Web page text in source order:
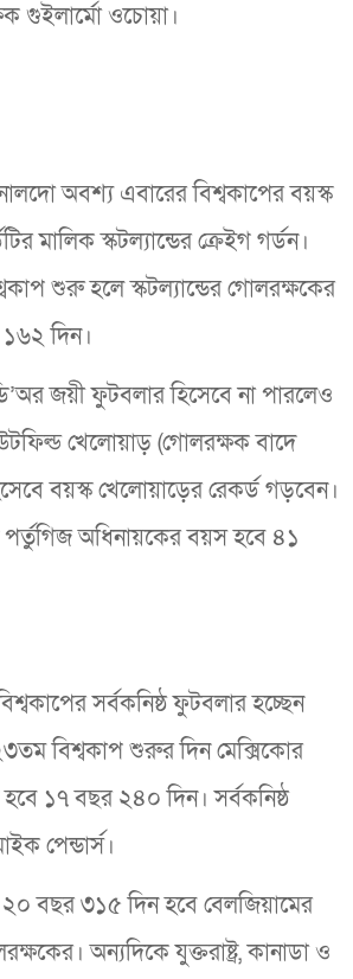
গুইলার্মো ওচোয়া।
অবশ্য এবারের বিশ্বকাপের বয়স্ক
মালিক স্কটল্যান্ডের ক্রেইগ গর্ডন।
শুরু হলে স্কটল্যান্ডের গোলরক্ষকের
দিন।
জয়ী ফুটবলার হিসেবে না পারলেও
খেলোয়াড় (গোলরক্ষক বাদে
বয়স্ক খেলোয়াড়ের রেকর্ড গড়বেন।
অধিনায়কের বয়স হবে ৪১
সর্বকনিষ্ঠ ফুটবলার হচ্ছেন
বিশ্বকাপ শুরুর দিন মেক্সিকোর
১৭ বছর ২৪০ দিন। সর্বকনিষ্ঠ
পেন্ডার্স।
২০ বছর ৩১৫ দিন হবে বেলজিয়ামের
অন্যদিকে যুক্তরাষ্ট্র, কানাডা ও